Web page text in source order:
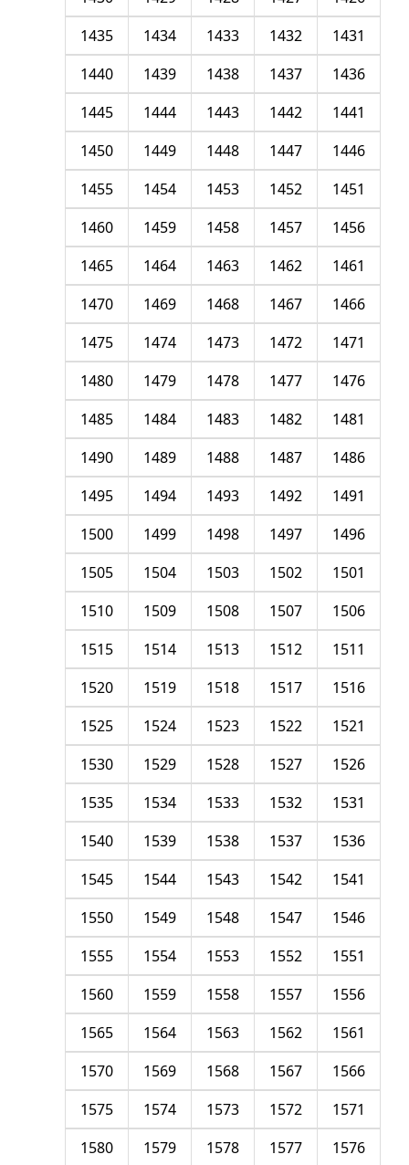
1431
1432
1433
1434
1435
1436
1437
1438
1439
1440
1441
1442
1443
1444
1445
1446
1447
1448
1449
1450
1451
1452
1453
1454
1455
1456
1457
1458
1459
1460
1461
1462
1463
1464
1465
1466
1467
1468
1469
1470
1471
1472
1473
1474
1475
1476
1477
1478
1479
1480
1481
1482
1483
1484
1485
1486
1487
1488
1489
1490
1491
1492
1493
1494
1495
1496
1497
1498
1499
1500
1501
1502
1503
1504
1505
1506
1507
1508
1509
1510
1511
1512
1513
1514
1515
1516
1517
1518
1519
1520
1521
1522
1523
1524
1525
1526
1527
1528
1529
1530
1531
1532
1533
1534
1535
1536
1537
1538
1539
1540
1541
1542
1543
1544
1545
1546
1547
1548
1549
1550
1551
1552
1553
1554
1555
1556
1557
1558
1559
1560
1561
1562
1563
1564
1565
1566
1567
1568
1569
1570
1571
1572
1573
1574
1575
1576
1577
1578
1579
1580